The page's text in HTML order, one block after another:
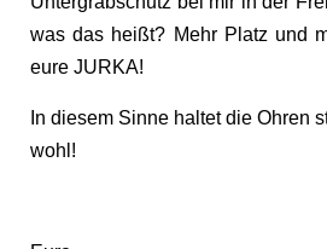
was das heißt? Mehr Platz und
eure JURKA!
In diesem Sinne haltet die Ohren
wohl!